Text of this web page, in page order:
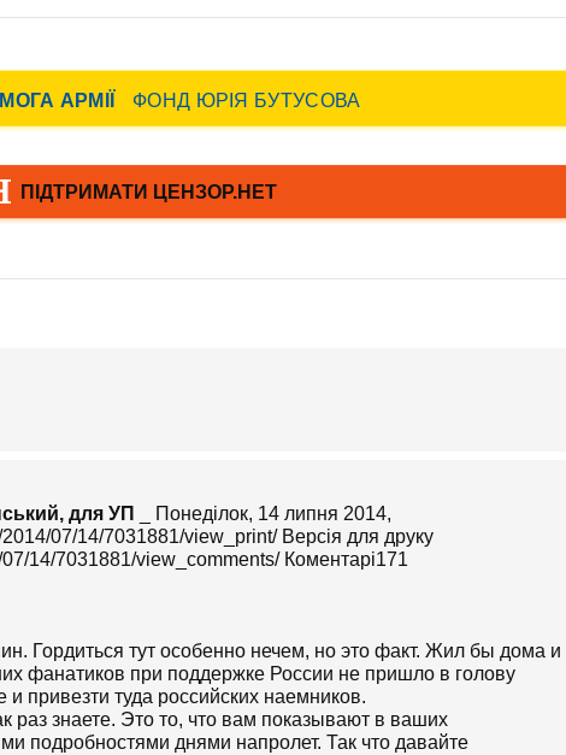
для УП
_ Понеділок, 14 липня 2014,
07/14/7031881/view_print/ Версія для друку
14/7031881/view_comments/ Коментарі171
Гордиться тут особенно нечем, но это факт. Жил бы дома и
фанатиков при поддержке России не пришло в голову
привезти туда российских наемников.
раз знаете. Это то, что вам показывают в ваших
подробностями днями напролет. Так что давайте